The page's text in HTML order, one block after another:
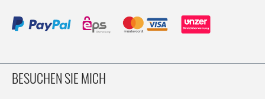
BESUCHEN SIE MICH